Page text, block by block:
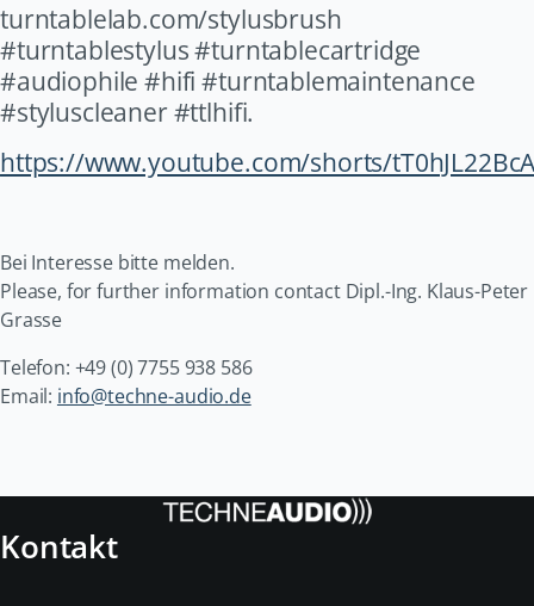
turntablelab.com/stylusbrush
#turntablestylus #turntablecartridge
#audiophile #hifi #turntablemaintenance
#styluscleaner #ttlhifi.
https://www.youtube.com/shorts/
Bei Interesse bitte melden.
Please, for further information contact Dipl.-Ing. Klaus-Peter
Grasse
Telefon: +49 (0) 7755 938 586
Email: info@techne-audio.de
Kontakt